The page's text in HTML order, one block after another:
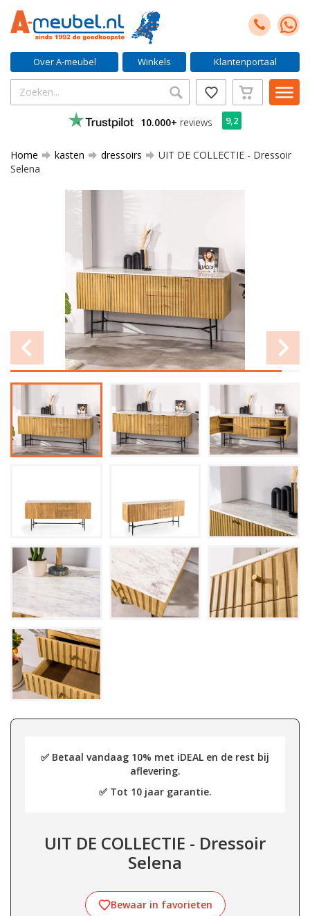
Over A-meubel Winkels Klantenportaal
10.000+ reviews 9,2
Home kasten dressoirs
UIT DE COLLECTIE - Dressoir
Selena
✅ Betaal vandaag 10% met iDEAL en de rest bij
aflevering.
✅ Tot 10 jaar garantie.
UIT DE COLLECTIE - Dressoir
Selena
Bewaar in favorieten